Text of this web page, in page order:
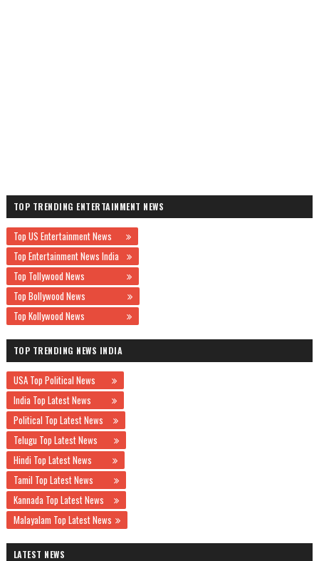
TOP TRENDING ENTERTAINMENT NEWS
Top US Entertainment News
Top Entertainment News India
Top Tollywood News
Top Bollywood News
Top Kollywood News
TOP TRENDING NEWS INDIA
USA Top Political News
India Top Latest News
Political Top Latest News
Telugu Top Latest News
Hindi Top Latest News
Tamil Top Latest News
Kannada Top Latest News
Malayalam Top Latest News
LATEST NEWS